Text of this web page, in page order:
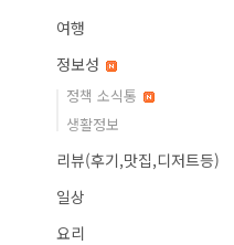
여행
정보성
정책 소식통
생활정보
리뷰(후기,맛집,디저트등)
일상
요리